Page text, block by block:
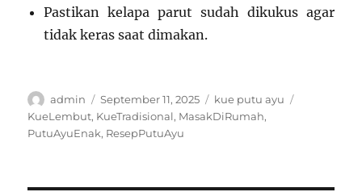
Pastikan kelapa parut sudah dikukus agar
tidak keras saat dimakan.
Author
admin
Posted
on
September 11, 2025 Categories
kue putu ayu
KueLembut, KueTradisional, MasakDiRumah,
PutuAyuEnak, ResepPutuAyu